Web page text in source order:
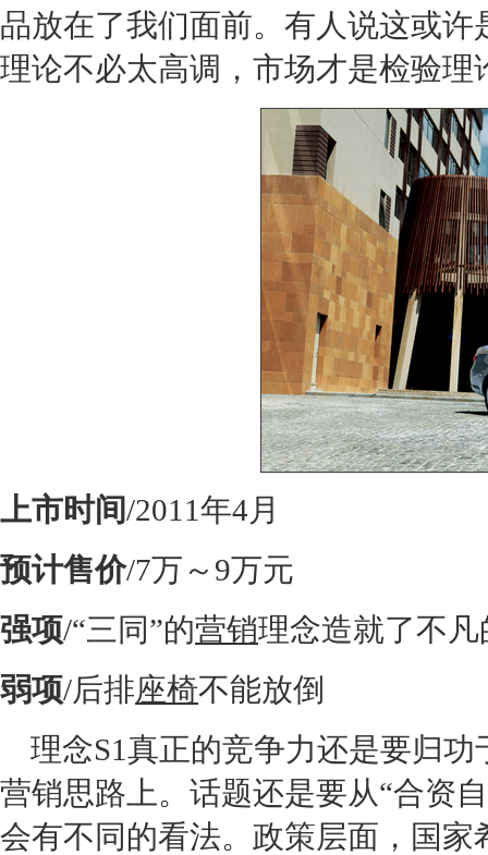
品放在了我们面前。有人说这或
理论不必太高调，市场才是检验理
上市时间/2011年4月
预计售价/7万～9万元
强项/“三同”的营销理念造就了不凡
弱项/后排座椅不能放倒
理念S1真正的竞争力还是要归功
营销思路上。话题还是要从“合资
会有不同的看法。政策层面，国